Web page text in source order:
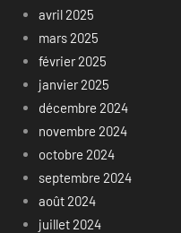
avril 2025
mars 2025
février 2025
janvier 2025
décembre 2024
novembre 2024
octobre 2024
septembre 2024
août 2024
juillet 2024